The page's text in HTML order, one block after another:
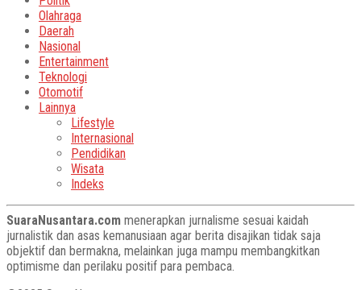
Olahraga
Daerah
Nasional
Entertainment
Teknologi
Otomotif
Lainnya
Lifestyle
Internasional
Pendidikan
Wisata
Indeks
SuaraNusantara.com menerapkan jurnalisme sesuai kaidah
jurnalistik dan asas kemanusiaan agar berita disajikan tidak saja
objektif dan bermakna, melainkan juga mampu membangkitkan
optimisme dan perilaku positif para pembaca.